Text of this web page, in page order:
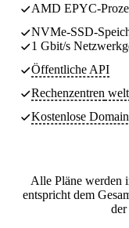
AMD EPYC-
NVMe-SSD-
1 Gbit/s
Öffentliche API
Rechenzentren
Kostenlose
Alle Pläne werden
entspricht dem